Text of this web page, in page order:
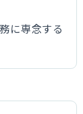
に専念する